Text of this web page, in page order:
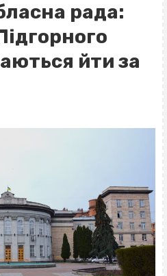
рада:
йти за